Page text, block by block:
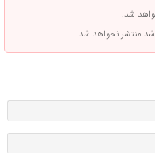
شد.
منتشر نخواهد شد.